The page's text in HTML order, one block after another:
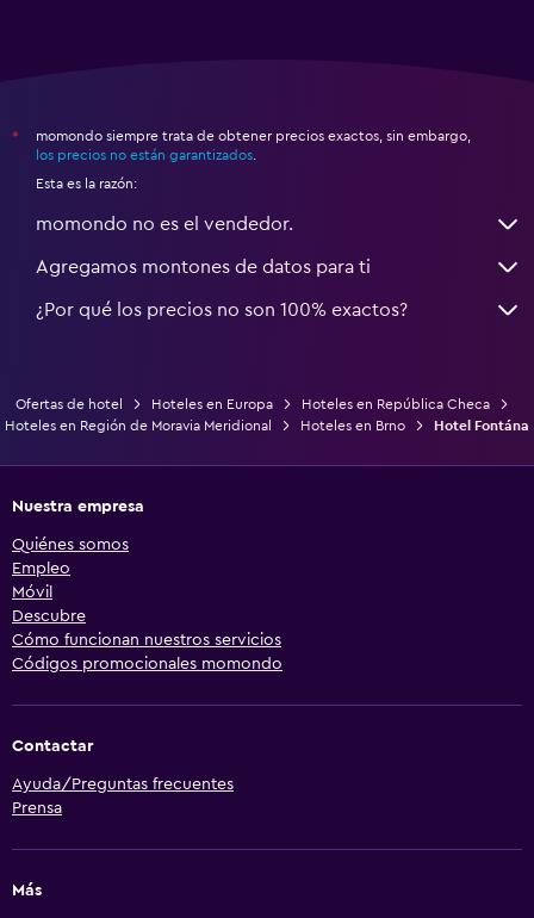
*
momondo siempre trata de obtener precios exactos, sin embargo,
los precios no están garantizados
Esta es la razón:
momondo no es el vendedor.
Agregamos montones de datos para ti
¿Por qué los precios no son 100% exactos?
Ofertas de hotel Hoteles en Europa
Hoteles en República Checa
Hoteles en Región de Moravia Meridional
Hoteles en Brno Hotel Fontána
Nuestra empresa
Quiénes somos
Empleo
Móvil
Descubre
Cómo funcionan nuestros servicios
Códigos promocionales momondo
Contactar
Ayuda/Preguntas frecuentes
Prensa
Más